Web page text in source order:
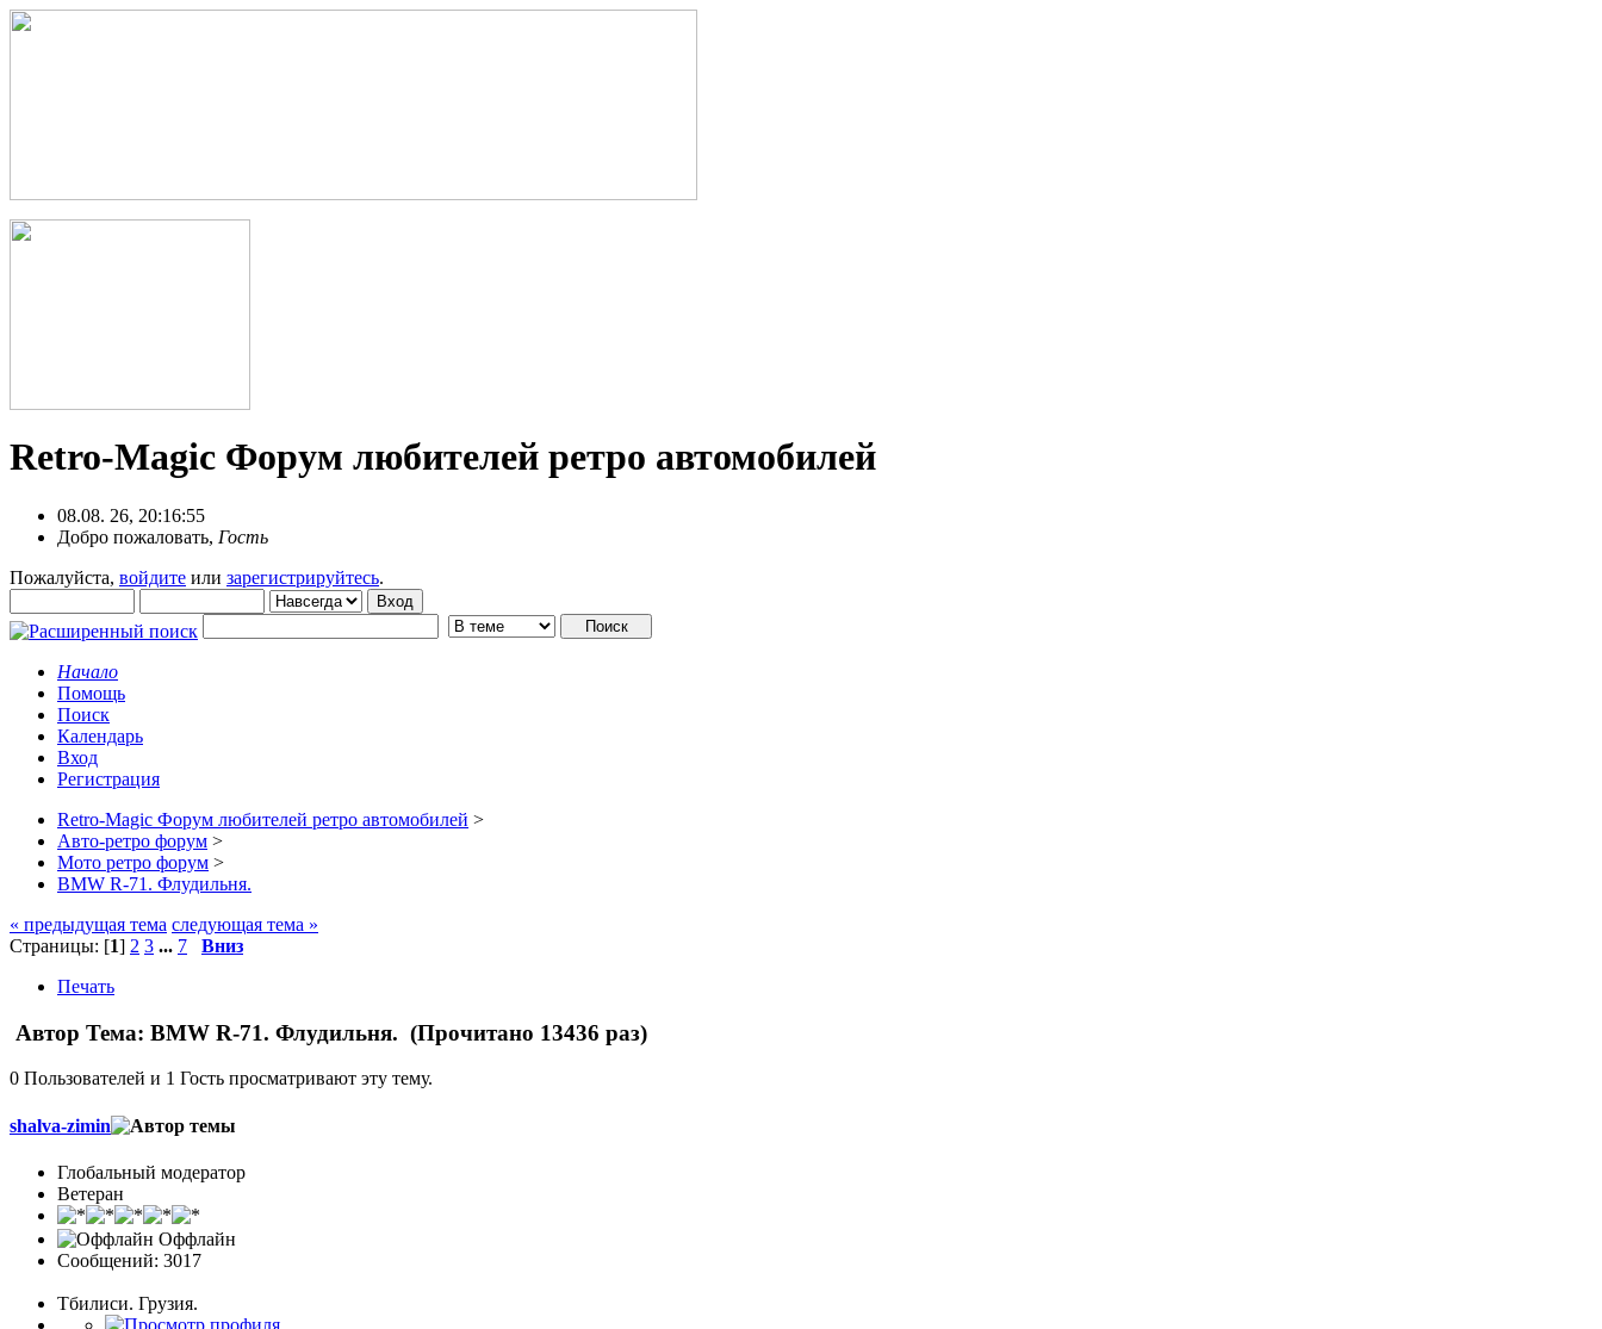
Retro-Magic Форум любителей ретро автомобилей
08.08. 26, 20:16:55
Добро пожаловать, Гость
Пожалуйста, войдите или зарегистрируйтесь.
Начало
Помощь
Поиск
Календарь
Вход
Регистрация
Retro-Magic Форум любителей ретро автомобилей >
Авто-ретро форум >
Мото ретро форум >
BMW R-71. Флудильня.
« предыдущая тема следующая тема »
Страницы: [1] 2 3 ... 7
Вниз
Печать
Автор Тема: BMW R-71. Флудильня. (Прочитано 13436 раз)
0 Пользователей и 1 Гость просматривают эту тему.
shalva-zimin
Глобальный модератор
Ветеран
Оффлайн
Сообщений: 3017
Тбилиси. Грузия.